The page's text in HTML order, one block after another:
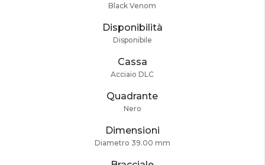
Black Venom
Disponibilità
Disponibile
Cassa
Acciaio DLC
Quadrante
Nero
Dimensioni
Diametro 39.00 mm